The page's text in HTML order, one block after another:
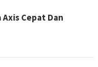
Cepat Dan